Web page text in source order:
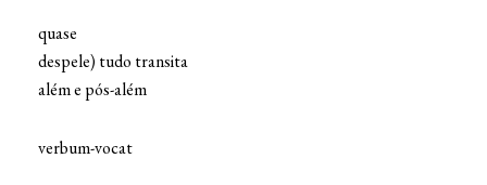
quase
despele) tudo transita
além e pós-além
verbum-vocat